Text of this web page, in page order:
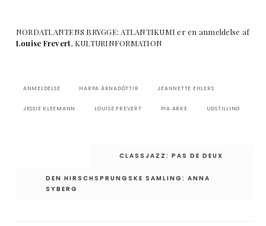
NORDATLANTENS BRYGGE: ATLANTIKUMI er en anmeldelse af
Louise Frevert, KULTURINFORMATION
ANMELDELSE HARPA ÁRNADÓTTIR JEANNETTE EHLERS
JESSIE KLEEMANN LOUISE FREVERT PIA ARKE UDSTILLING
IndlægsnavigationCLASSJAZZ: PAS DE DEUX
DEN HIRSCHSPRUNGSKE SAMLING: ANNA
SYBERG